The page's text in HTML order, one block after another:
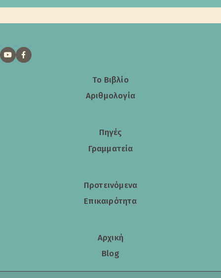
Το Βιβλίο
Αριθμολογία
Πηγές
Γραμματεία
Προτεινόμενα
Επικαιρότητα
Αρχική
Blog